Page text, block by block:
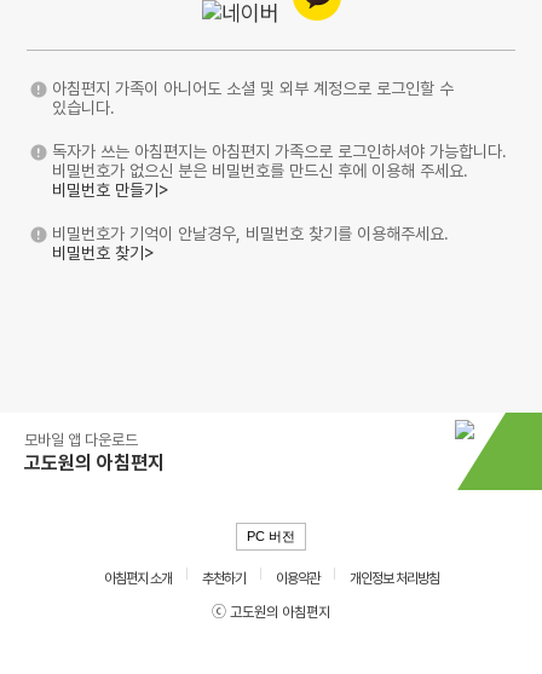
아침편지 가족이 아니어도 소셜 및 외부 계정으로 로그인할 수
있습니다.
독자가 쓰는 아침편지는 아침편지 가족으로 로그인하셔야 가능합니다.
비밀번호가 없으신 분은 비밀번호를 만드신 후에 이용해 주세요.
비밀번호 만들기>
비밀번호가 기억이 안날경우, 비밀번호 찾기를 이용해주세요.
비밀번호 찾기>
모바일 앱 다운로드
고도원의 아침편지
PC 버전
아침편지 소개 추천하기 이용약관
개인정보 처리방침
ⓒ 고도원의 아침편지